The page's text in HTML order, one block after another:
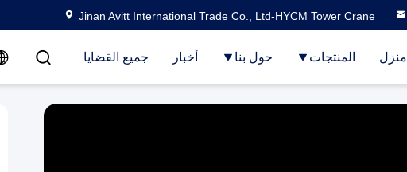
Jinan Avitt International Trade Co., Ltd-HYCM Tower Crane
منزل المنتجات حول بنا أخبار جميع القضايا